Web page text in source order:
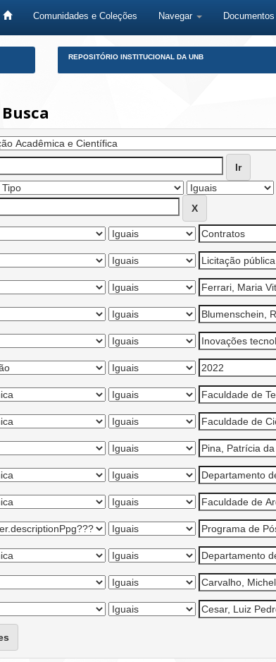
Comunidades e Coleções Navegar Documentos
REPOSITÓRIO INSTITUCIONAL DA UNB